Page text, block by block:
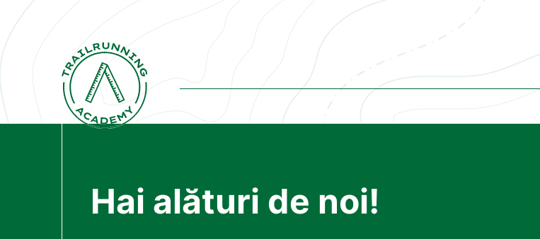
Hai alături de noi!